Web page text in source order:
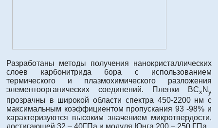
Разработаны методы получения нанокристаллических
слоев карбонитрида бора с использованием
термического и плазмохимического разложения
элементоорганических соединений. Пленки BCx N y
прозрачны в широкой области спектра 450-2200 нм с
максимальным коэффициентом пропускания 93 -98% и
характеризуются высоким значением микротвердости,
достигающей 32 – 40ГПа и модуля Юнга 200 – 250 ГПа.